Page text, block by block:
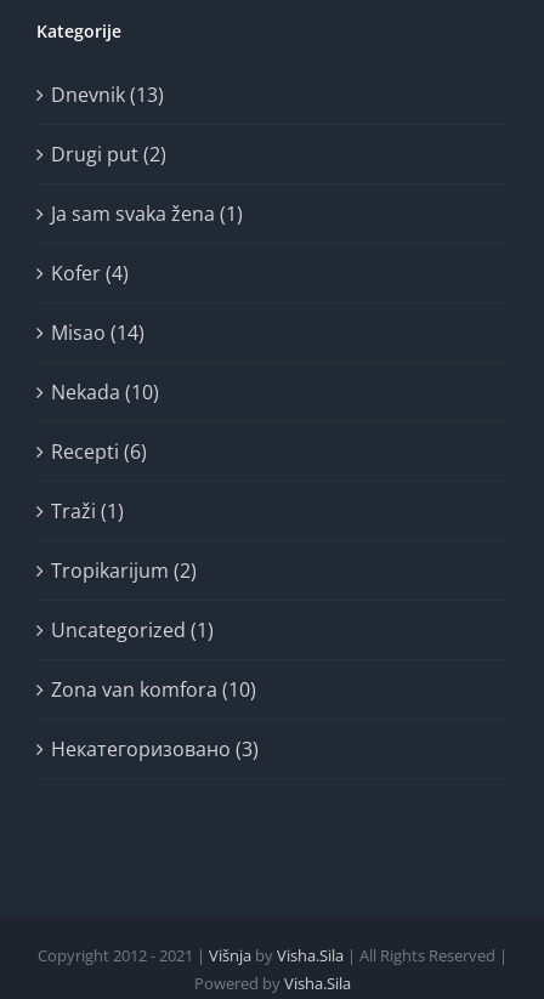
Kategorije
Dnevnik (13)
Drugi put (2)
Ja sam svaka žena (1)
Kofer (4)
Misao (14)
Nekada (10)
Recepti (6)
Traži (1)
Tropikarijum (2)
Uncategorized (1)
Zona van komfora (10)
Некатегоризовано (3)
Copyright 2012 - 2021 | VišnjabyVisha.Sila| All Rights Reserved |
Powered byVisha.Sila